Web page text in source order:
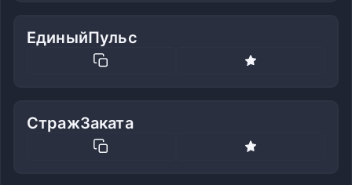
ЕдиныйПульс
СтражЗаката